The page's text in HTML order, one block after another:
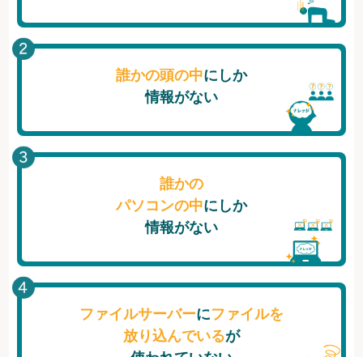
誰かの頭の中にしか
情報がない
誰かの
パソコンの中にしか
情報がない
ファイルサーバーにファイルを
放り込んでいるが